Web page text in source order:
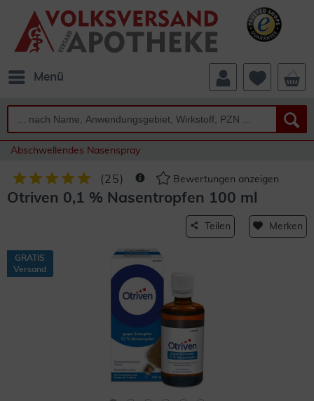
Menü
Abschwellendes Nasenspray
(25) Bewertungen anzeigen
Otriven 0,1 % Nasentropfen 100 ml
Teilen Merken
GRATIS
Versand